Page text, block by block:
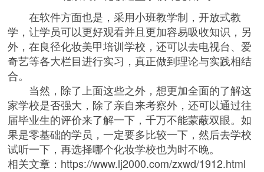
在软件方面也是，采用小班教学制，开放式教
学，让学员可以更好观看并且更加容易吸收知识，另
外，在良径化妆美甲培训学校，还可以去电视台、爱
奇艺等各大栏目进行实习，真正做到理论与实践相结
合。
当然，除了上面这些之外，想更加全面的了解这
家学校是否强大，除了亲自来考察外，还可以通过往
届毕业生的评价来了解一下，千万不能蒙蔽双眼。如
果是零基础的学员，一定要多比较一下，然后去学校
试听一下，再选择哪个化妆学校也为时不晚。
相关文章： https://www.lj2000.com/zxwd/1912.html